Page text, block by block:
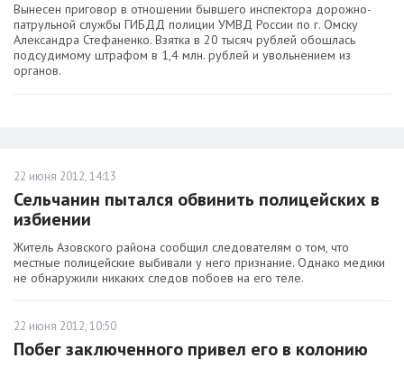
Вынесен приговор в отношении бывшего инспектора дорожно-
патрульной службы ГИБДД полиции УМВД России по г. Омску
Александра Стефаненко. Взятка в 20 тысяч рублей обошлась
подсудимому штрафом в 1,4 млн. рублей и увольнением из
органов.
22 июня 2012, 14:13
Сельчанин пытался обвинить полицейских в
избиении
Житель Азовского района сообщил следователям о том, что
местные полицейские выбивали у него признание. Однако медики
не обнаружили никаких следов побоев на его теле.
22 июня 2012, 10:50
Побег заключенного привел его в колонию